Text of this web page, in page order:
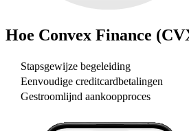
Hoe Convex Finance
Stapsgewijze begeleiding
Eenvoudige creditcardbetalingen
Gestroomlijnd aankoopproces